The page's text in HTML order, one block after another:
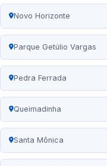
Novo Horizonte
Parque Getúlio Vargas
Pedra Ferrada
Queimadinha
Santa Mônica